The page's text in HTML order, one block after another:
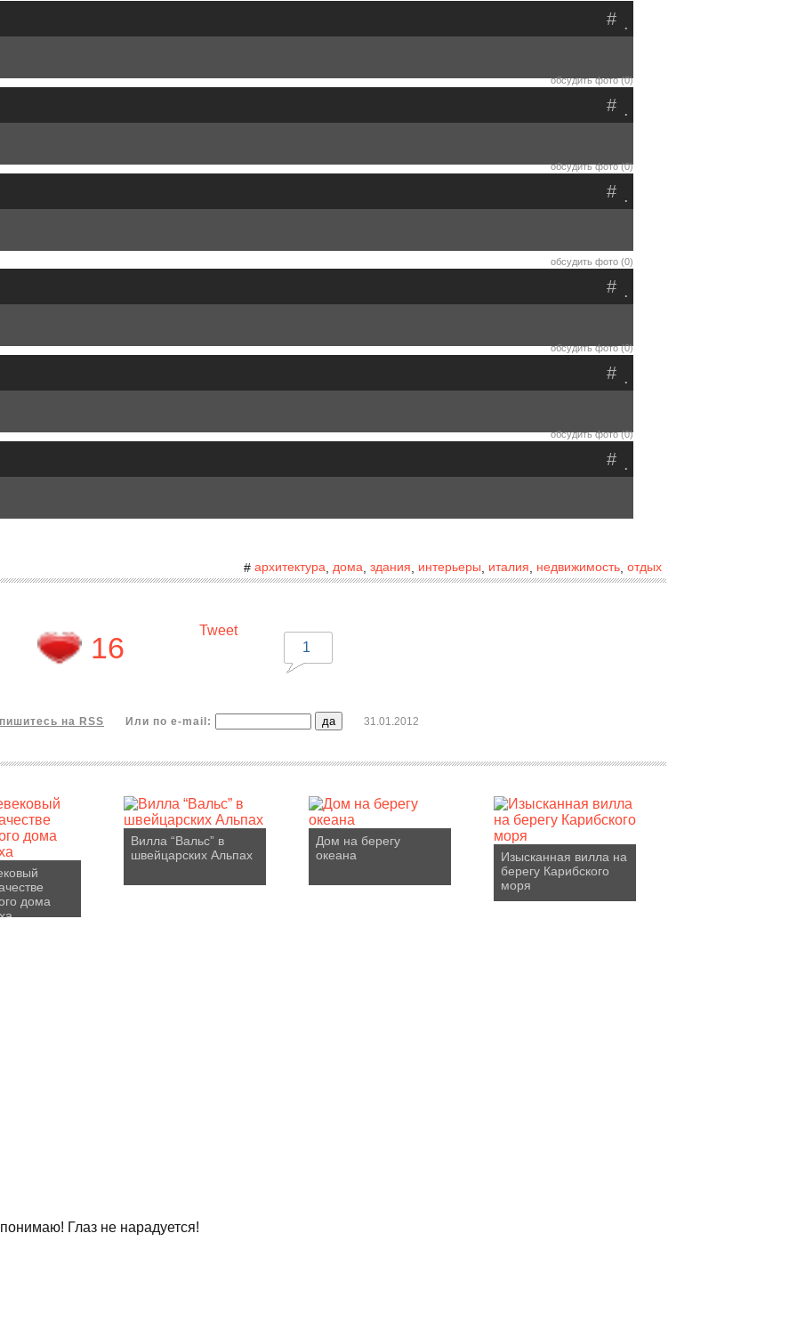
.
#
обсудить фото (0)
.
#
обсудить фото (0)
.
#
обсудить фото (0)
.
#
обсудить фото (0)
.
#
обсудить фото (0)
.
#
# архитектура дома здания интерьеры италия недвижимость отдых
16
Tweet
1
на RSS Или по e-mail: 31.01.2012
дома
Вилла “Вальс” в
швейцарских Альпах
Дом на берегу
океана
Изысканная вилла на
берегу Карибского
моря
Глаз не нарадуется!